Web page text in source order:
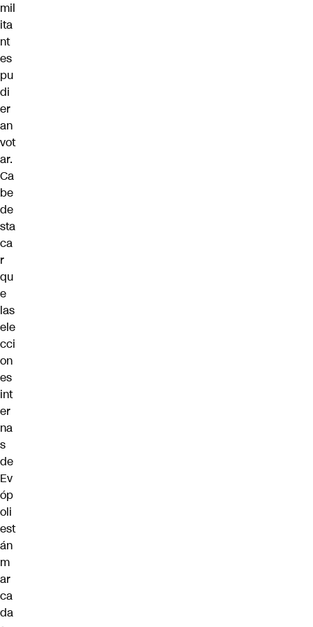
mil
ita
nt
es
pu
di
er
an
vot
ar.
Ca
be
de
sta
ca
r
qu
e
las
ele
cci
on
es
int
er
na
s
de
Ev
óp
oli
est
án
m
ar
ca
da